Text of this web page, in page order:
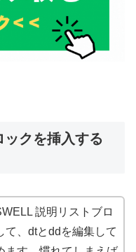
クを挿入する
説明リストブロ
て、dtとddを編集して